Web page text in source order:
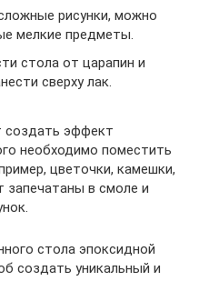
рисунки, можно
мелкие предметы.
стола от царапин и
сверху лак.
создать эффект
необходимо поместить
цветочки, камешки,
запечатаны в смоле и
стола эпоксидной
создать уникальный и